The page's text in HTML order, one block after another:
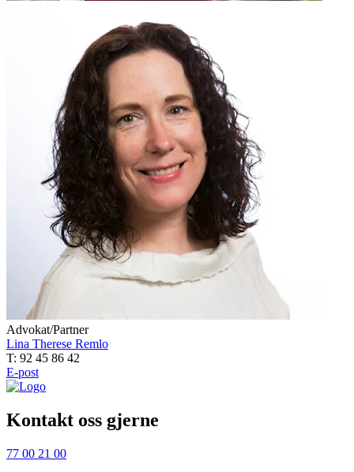
Advokat/Partner
Lina Therese Remlo
T: 92 45 86 42
E-post
Kontakt oss gjerne
77 00 21 00